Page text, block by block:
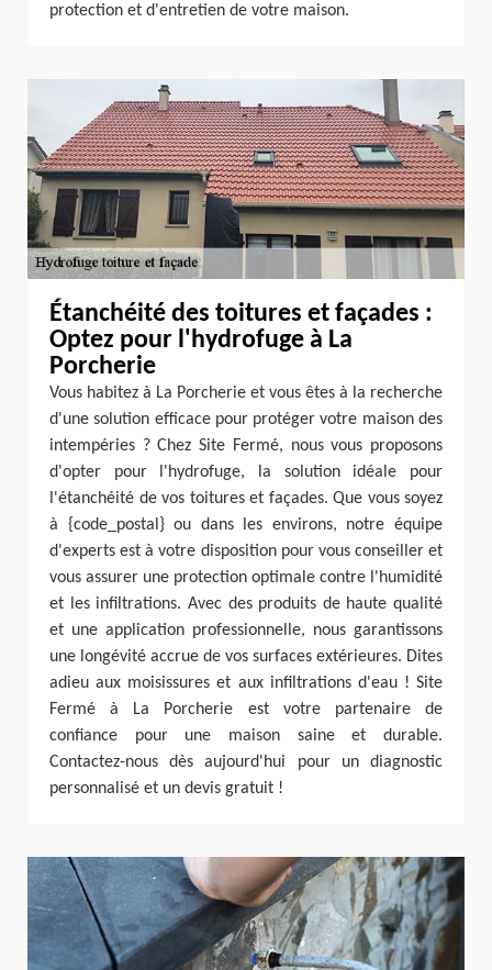
protection et d'entretien de votre maison.
Étanchéité des toitures et façades :
Optez pour l'hydrofuge à La
Porcherie
Vous habitez à La Porcherie et vous êtes à la recherche
d'une solution efficace pour protéger votre maison des
intempéries ? Chez Site Fermé, nous vous proposons
d'opter pour l'hydrofuge, la solution idéale pour
l'étanchéité de vos toitures et façades. Que vous soyez
à {code_postal} ou dans les environs, notre équipe
d'experts est à votre disposition pour vous conseiller et
vous assurer une protection optimale contre l'humidité
et les infiltrations. Avec des produits de haute qualité
et une application professionnelle, nous garantissons
une longévité accrue de vos surfaces extérieures. Dites
adieu aux moisissures et aux infiltrations d'eau ! Site
Fermé à La Porcherie est votre partenaire de
confiance pour une maison saine et durable.
Contactez-nous dès aujourd'hui pour un diagnostic
personnalisé et un devis gratuit !